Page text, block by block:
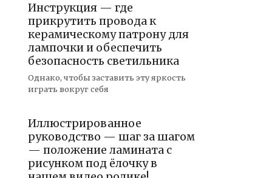
Инструкция — где
прикрутить провода к
керамическому патрону для
лампочки и обеспечить
безопасность светильника
Однако, чтобы заставить эту яркость
играть вокруг себя
Иллюстрированное
руководство — шаг за шагом
— положение ламината с
рисунком под ёлочку в